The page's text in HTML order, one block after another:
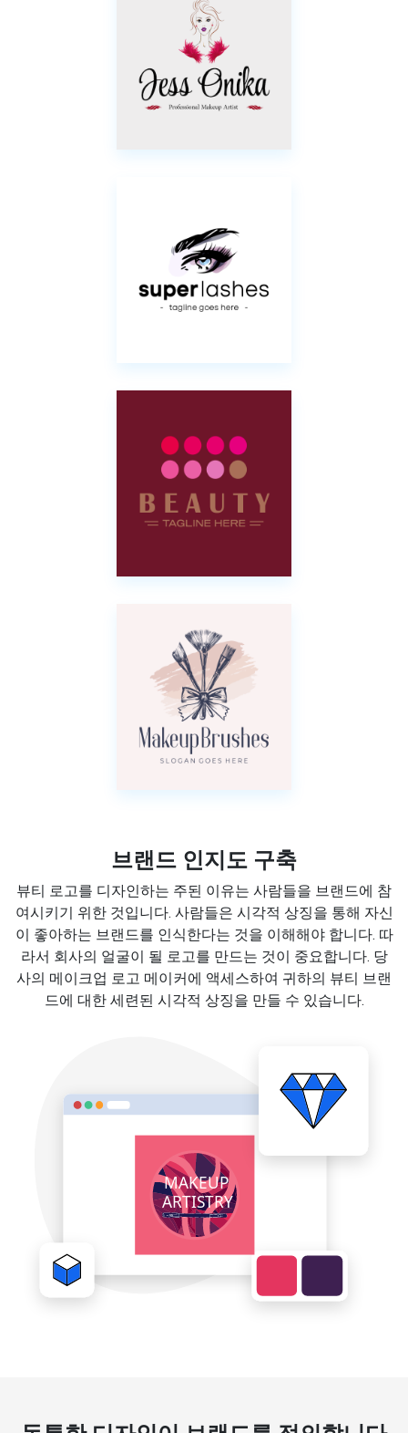
브랜드 인지도 구축
뷰티 로고를 디자인하는 주된 이유는 사람들을 브랜드에 참
여시키기 위한 것입니다. 사람들은 시각적 상징을 통해 자신
이 좋아하는 브랜드를 인식한다는 것을 이해해야 합니다. 따
라서 회사의 얼굴이 될 로고를 만드는 것이 중요합니다. 당
사의 메이크업 로고 메이커에 액세스하여 귀하의 뷰티 브랜
드에 대한 세련된 시각적 상징을 만들 수 있습니다.